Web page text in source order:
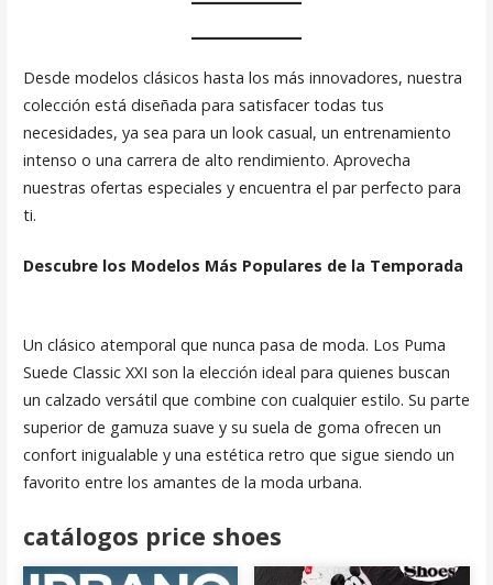
Desde modelos clásicos hasta los más innovadores, nuestra
colección está diseñada para satisfacer todas tus
necesidades, ya sea para un look casual, un entrenamiento
intenso o una carrera de alto rendimiento. Aprovecha
nuestras ofertas especiales y encuentra el par perfecto para
ti.
Descubre los Modelos Más Populares de la Temporada
Un clásico atemporal que nunca pasa de moda. Los Puma
Suede Classic XXI son la elección ideal para quienes buscan
un calzado versátil que combine con cualquier estilo. Su parte
superior de gamuza suave y su suela de goma ofrecen un
confort inigualable y una estética retro que sigue siendo un
favorito entre los amantes de la moda urbana.
catálogos price shoes